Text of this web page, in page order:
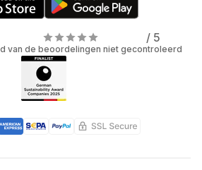
/ 5
van de beoordelingen niet gecontroleerd